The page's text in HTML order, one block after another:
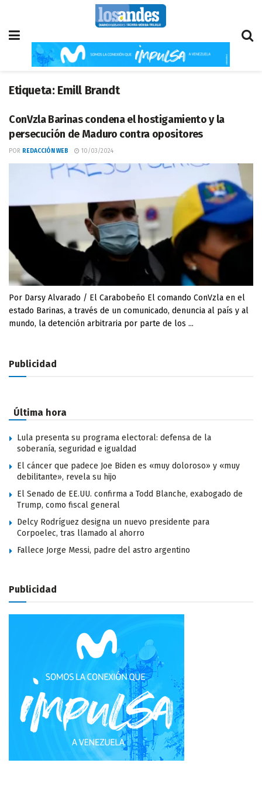
Etiqueta: Emill Brandt
ConVzla Barinas condena el hostigamiento y la
persecución de Maduro contra opositores
POR REDACCIÓN WEB 10/03/2024
Por Darsy Alvarado / El Carabobeño El comando ConVzla en el
estado Barinas, a través de un comunicado, denuncia al país y al
mundo, la detención arbitraria por parte de los ...
Publicidad
Última hora
Lula presenta su programa electoral: defensa de la
soberanía, seguridad e igualdad
El cáncer que padece Joe Biden es «muy doloroso» y «muy
debilitante», revela su hijo
El Senado de EE.UU. confirma a Todd Blanche, exabogado de
Trump, como fiscal general
Delcy Rodríguez designa un nuevo presidente para
Corpoelec, tras llamado al ahorro
Fallece Jorge Messi, padre del astro argentino
Publicidad